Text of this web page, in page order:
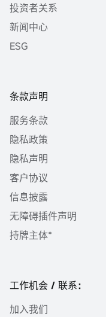
投资者关系
新闻中心
ESG
条款声明
服务条款
隐私政策
隐私声明
客户协议
信息披露
无障碍插件声明
持牌主体*
工作机会 / 联系：
加入我们